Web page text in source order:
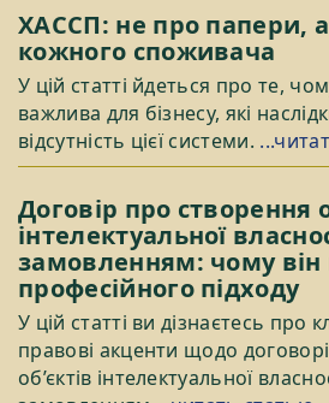
ХАССП: не про папери,
кожного споживача
У цій статті йдеться про те,
важлива для бізнесу, які
відсутність цієї системи.
Договір про створення
інтелектуальної
замовленням: чому він
професійного підходу
У цій статті ви дізнаєтесь про
правові акценти щодо
об’єктів інтелектуальної